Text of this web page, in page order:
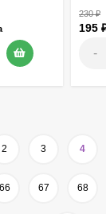
230₽
195
-
2 3 4
66 67 68